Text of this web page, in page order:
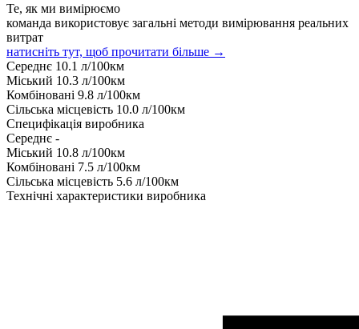
Те, як ми вимірюємо
команда використовує загальні методи вимірювання реальних
витрат
натисніть тут, щоб прочитати більше →
Середнє 10.1 л/100км
Міський 10.3 л/100км
Комбіновані 9.8 л/100км
Сільська місцевість 10.0 л/100км
Специфікація виробника
Середнє -
Міський 10.8 л/100км
Комбіновані 7.5 л/100км
Сільська місцевість 5.6 л/100км
Технічні характеристики виробника